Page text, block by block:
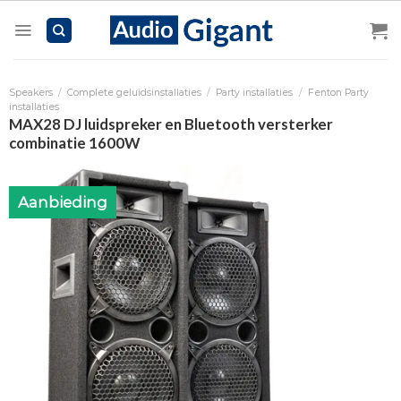
Speakers / Complete geluidsinstallaties / Party installaties / Fenton Party
installaties
MAX28 DJ luidspreker en Bluetooth versterker
combinatie 1600W
Aanbieding